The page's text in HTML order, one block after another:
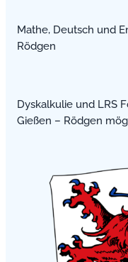
Mathe, Deutsch und
Rödgen
Dyskalkulie und LRS
Gießen – Rödgen